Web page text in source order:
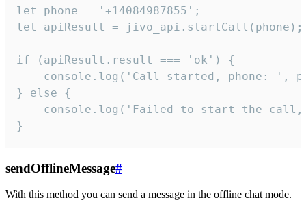
let phone = '+14084987855';
let apiResult = jivo_api.startCall(phone);
if (apiResult.result === 'ok') {
console.log('Call started, phone: ',
} else {
console.log('Failed to start the
}
sendOfflineMessage#
With this method you can send a message in the offline chat mode.